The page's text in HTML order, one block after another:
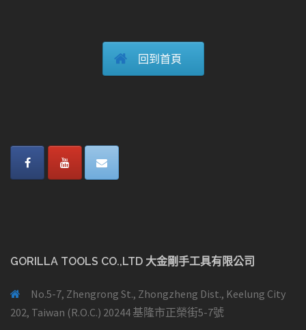
回到首頁
GORILLA TOOLS CO.,LTD 大金剛手工具有限公司
No.5-7, Zhengrong St., Zhongzheng Dist., Keelung City
202, Taiwan (R.O.C.) 20244 基隆市正榮街5-7號